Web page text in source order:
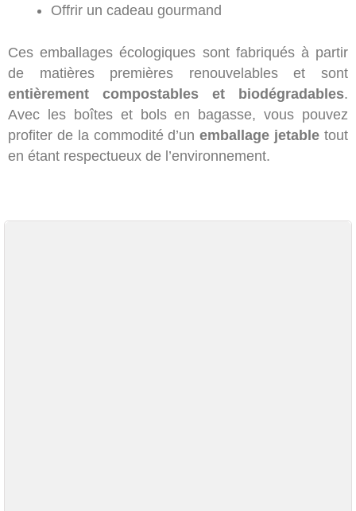
Offrir un cadeau gourmand
Ces emballages écologiques sont fabriqués à partir
de matières premières renouvelables et sont
entièrement compostables et biodégradables.
Avec les boîtes et bols en bagasse, vous pouvez
profiter de la commodité d’unemballage jetable tout
en étant respectueux de l’environnement.